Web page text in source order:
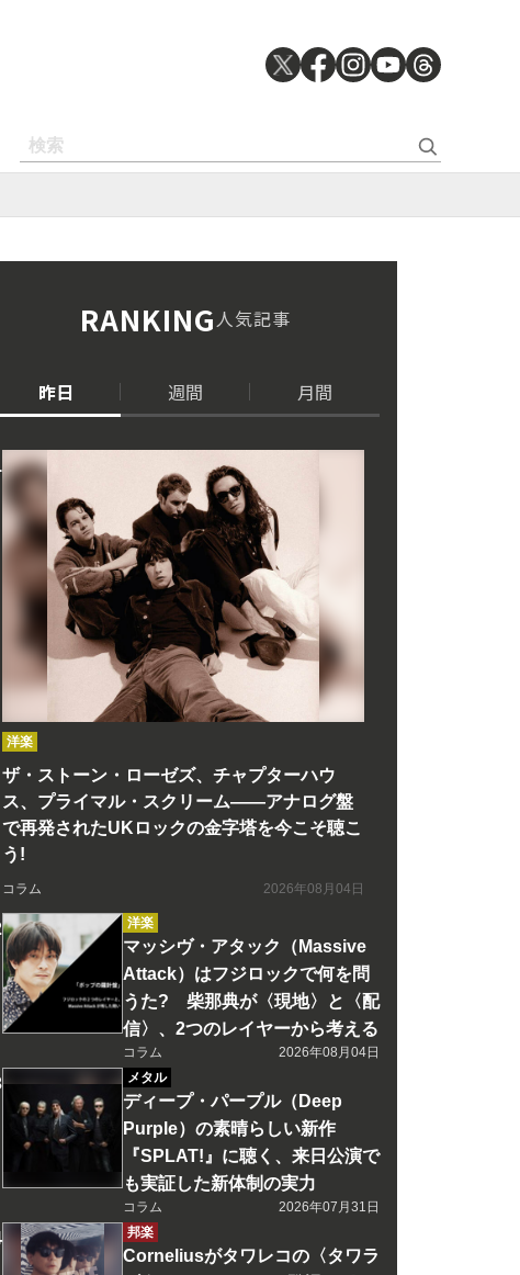
RANKING人気記事
昨日 週間 月間
洋楽
ザ・ストーン・ローゼズ、チャプターハウ
ス、プライマル・スクリーム――アナログ盤
で再発されたUKロックの金字塔を今こそ聴こ
う!
コラム 2026年08月04日
洋楽
マッシヴ・アタック（Massive
Attack）はフジロックで何を問
うた? 柴那典が〈現地〉と〈配
信〉、2つのレイヤーから考える
コラム
2026年08月04日
メタル
ディープ・パープル（Deep
Purple）の素晴らしい新作
『SPLAT!』に聴く、来日公演で
も実証した新体制の実力
コラム
2026年07月31日
邦楽
Corneliusがタワレコの〈タワラ